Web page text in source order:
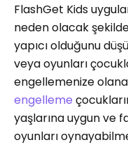
FlashGet Kids
neden olacak
yapıcı olduğunu
veya oyunları
engellemenize
engelleme
yaşlarına uygun ve
oyunları